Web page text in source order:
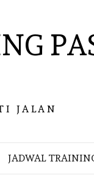
JALAN
JADWAL